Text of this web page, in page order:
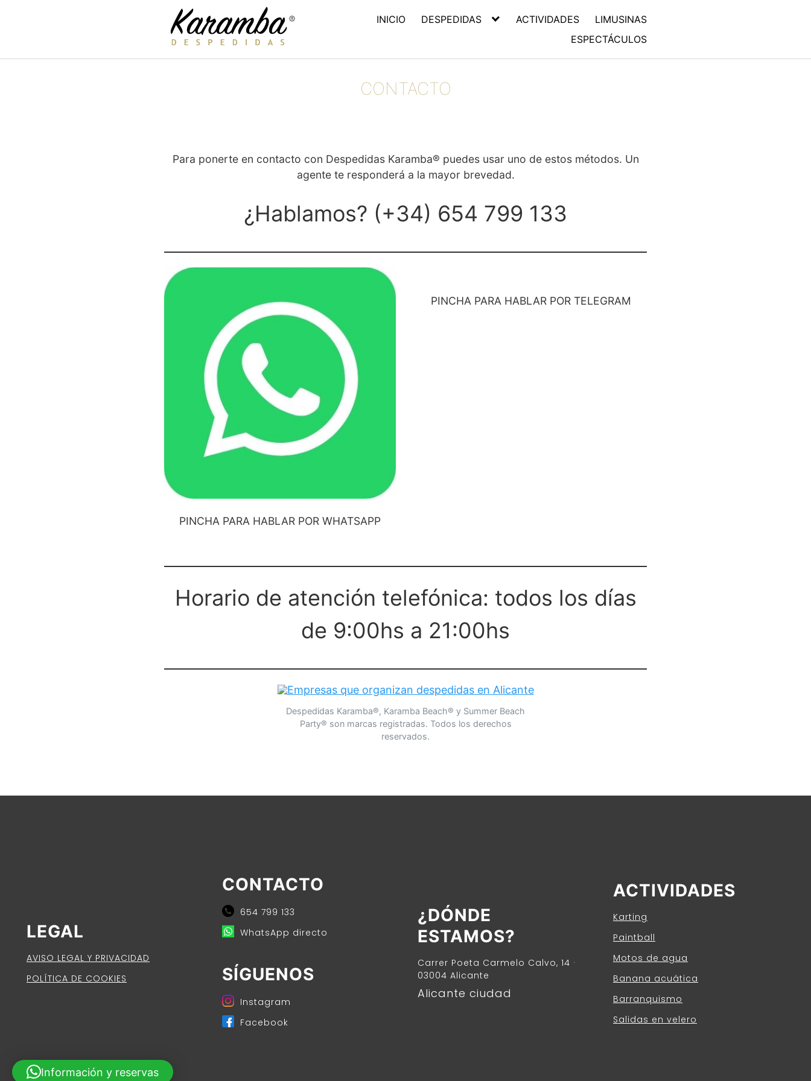
INICIO DESPEDIDAS ACTIVIDADES
LIMUSINAS
ESPECTÁCULOS
CONTACTO
Para ponerte en contacto con Despedidas Karamba® puedes usar uno de estos métodos. Un
agente te responderá a la mayor brevedad.
¿Hablamos? (+34) 654 799 133
PINCHA PARA HABLAR POR WHATSAPP
PINCHA PARA HABLAR POR TELEGRAM
Horario de atención telefónica: todos los días
de 9:00hs a 21:00hs
Despedidas Karamba®, Karamba Beach® y Summer Beach
Party® son marcas registradas. Todos los derechos
reservados.
LEGAL
AVISO LEGAL Y PRIVACIDAD
POLÍTICA DE COOKIES
CONTACTO
654 799 133
WhatsApp directo
SÍGUENOS
Instagram
Facebook
¿DÓNDE
ESTAMOS?
Carrer Poeta Carmelo Calvo, 14 ·
03004 Alicante
Alicante ciudad
ACTIVIDADES
Karting
Paintball
Motos de agua
Banana acuática
Barranquismo
Salidas en velero
Información y reservas